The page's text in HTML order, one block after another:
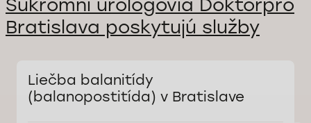
Súkromní urológovia Doktorpro
Bratislava poskytujú služby
Liečba balanitídy
(balanopostitída) v Bratislave